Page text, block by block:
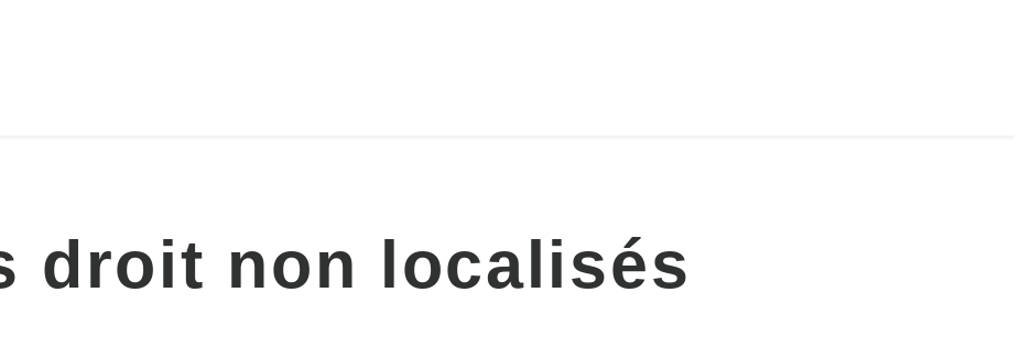
droit non localisés